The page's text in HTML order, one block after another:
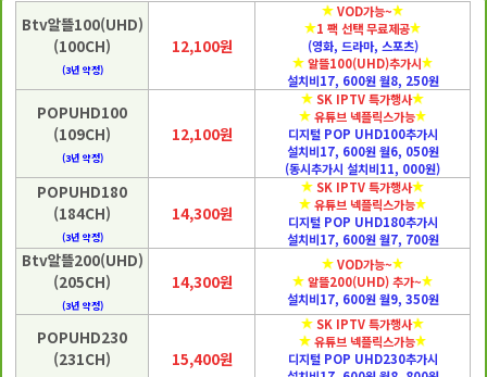
Btv알뜰100(UHD)
(100CH)
(3년 약정)
12,100원
VOD가능~
1 팩 선택 무료제공
(영화, 드라마, 스포츠)
알뜰100(UHD)추가시
설치비17, 600원 월8, 250원
POPUHD100
(109CH)
(3년 약정)
12,100원
SK IPTV 특가행사
유튜브 넥플릭스가능
디지털 POP UHD100추가시
설치비17, 600원 월6, 050원
(동시추가시 설치비11, 000원)
POPUHD180
(184CH)
(3년 약정)
14,300원
SK IPTV 특가행사
유튜브 넥플릭스가능
디지털 POP UHD180추가시
설치비17, 600원 월7, 700원
Btv알뜰200(UHD)
(205CH)
(3년 약정)
14,300원
VOD가능~
알뜰200(UHD) 추가~
설치비17, 600원 월9, 350원
POPUHD230
(231CH)
15,400원
SK IPTV 특가행사
유튜브 넥플릭스가능
디지털 POP UHD230추가시